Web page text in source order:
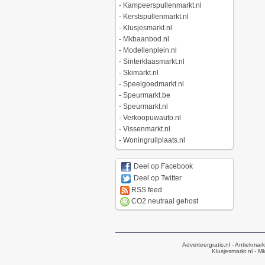
- Kampeerspullenmarkt.nl
- Kerstspullenmarkt.nl
- Klusjesmarkt.nl
- Mkbaanbod.nl
- Modellenplein.nl
- Sinterklaasmarkt.nl
- Skimarkt.nl
- Speelgoedmarkt.nl
- Speurmarkt.be
- Speurmarkt.nl
- Verkoopuwauto.nl
- Vissenmarkt.nl
- Woningruilplaats.nl
Deel op Facebook
Deel op Twitter
RSS feed
CO2 neutraal gehost
Adverteergratis.nl -
Klusjesmarkt.nl-